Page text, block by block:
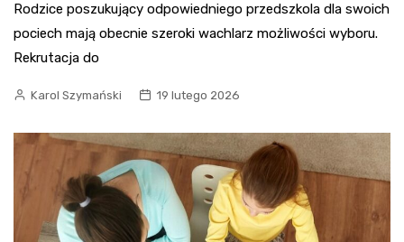
Rodzice poszukujący odpowiedniego przedszkola dla swoich
pociech mają obecnie szeroki wachlarz możliwości wyboru.
Rekrutacja do
Karol Szymański 19 lutego 2026